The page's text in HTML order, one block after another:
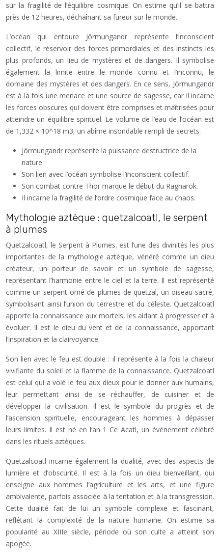
sur la fragilité de l’équilibre cosmique. On estime qu’il se battra
près de 12 heures, déchaînant sa fureur sur le monde.
L’océan qui entoure Jörmungandr représente l’inconscient
collectif, le réservoir des forces primordiales et des instincts les
plus profonds, un lieu de mystères et de dangers. Il symbolise
également la limite entre le monde connu et l’inconnu, le
domaine des mystères et des dangers. En ce sens, Jörmungandr
est à la fois une menace et une source de sagesse, car il incarne
les forces obscures qui doivent être comprises et maîtrisées pour
atteindre un équilibre spirituel. Le volume de l’eau de l’océan est
de 1,332 × 10^18 m3, un abîme insondable rempli de secrets.
Jörmungandr représente la puissance destructrice de la
nature.
Son lien avec l’océan symbolise l’inconscient collectif.
Son combat contre Thor marque le début du Ragnarök.
Il incarne la fragilité de l’ordre cosmique face au chaos.
Mythologie aztèque : quetzalcoatl, le serpent
à plumes
Quetzalcoatl, le Serpent à Plumes, est l’une des divinités les plus
importantes de la mythologie aztèque, vénéré comme un dieu
créateur, un porteur de savoir et un symbole de sagesse,
représentant l’harmonie entre le ciel et la terre. Il est représenté
comme un serpent orné de plumes de quetzal, un oiseau sacré,
symbolisant ainsi l’union du terrestre et du céleste. Quetzalcoatl
apporte la connaissance aux mortels, les aidant à progresser et à
évoluer. Il est le dieu du vent et de la connaissance, apportant
l’inspiration et la clairvoyance.
Son lien avec le feu est double : il représente à la fois la chaleur
vivifiante du soleil et la flamme de la connaissance. Quetzalcoatl
est celui qui a volé le feu aux dieux pour le donner aux humains,
leur permettant ainsi de se réchauffer, de cuisiner et de
développer la civilisation. Il est le symbole du progrès et de
l’ascension spirituelle, encourageant les hommes à dépasser
leurs limites. Il est né en l’an 1 Ce Acatl, un événement célébré
dans les rituels aztèques.
Quetzalcoatl incarne également la dualité, avec des aspects de
lumière et d’obscurité. Il est à la fois un dieu bienveillant, qui
enseigne aux hommes l’agriculture et les arts, et une figure
ambivalente, parfois associée à la tentation et à la transgression.
Cette dualité fait de lui un symbole complexe et fascinant,
reflétant la complexité de la nature humaine. On estime sa
popularité au XIIIe siècle, période où son culte a atteint son
apogée.